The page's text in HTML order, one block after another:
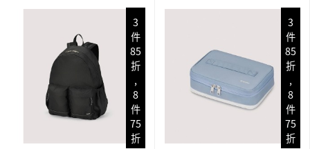
3
件
85
折
,
8
件
75
折
3
件
85
折
,
8
件
75
折